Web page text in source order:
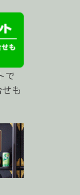
で
も